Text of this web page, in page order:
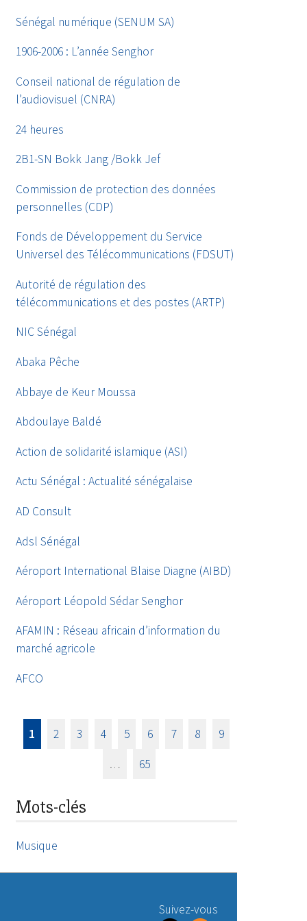
Sénégal numérique (SENUM SA)
1906-2006 : L’année Senghor
Conseil national de régulation de
l’audiovisuel (CNRA)
24 heures
2B1-SN Bokk Jang /Bokk Jef
Commission de protection des données
personnelles (CDP)
Fonds de Développement du Service
Universel des Télécommunications (FDSUT)
Autorité de régulation des
télécommunications et des postes (ARTP)
NIC Sénégal
Abaka Pêche
Abbaye de Keur Moussa
Abdoulaye Baldé
Action de solidarité islamique (ASI)
Actu Sénégal : Actualité sénégalaise
AD Consult
Adsl Sénégal
Aéroport International Blaise Diagne (AIBD)
Aéroport Léopold Sédar Senghor
AFAMIN : Réseau africain d’information du
marché agricole
AFCO
1 2 3 4 5 6 7 8
9
…
65
Mots-clés
Musique
Suivez-vous